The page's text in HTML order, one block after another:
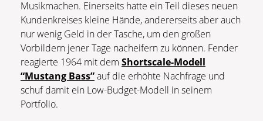
Musikmachen. Einerseits hatte ein Teil dieses neuen
Kundenkreises kleine Hände, andererseits aber auch
nur wenig Geld in der Tasche, um den großen
Vorbildern jener Tage nacheifern zu können. Fender
reagierte 1964 mit dem Shortscale-Modell
“Mustang Bass”auf die erhöhte Nachfrage und
schuf damit ein Low-Budget-Modell in seinem
Portfolio.